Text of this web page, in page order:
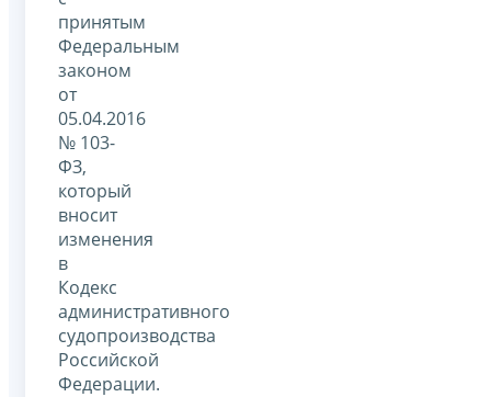
принятым
Федеральным
законом
от
05.04.2016
№ 103-
ФЗ,
который
вносит
изменения
в
Кодекс
административного
судопроизводства
Российской
Федерации.